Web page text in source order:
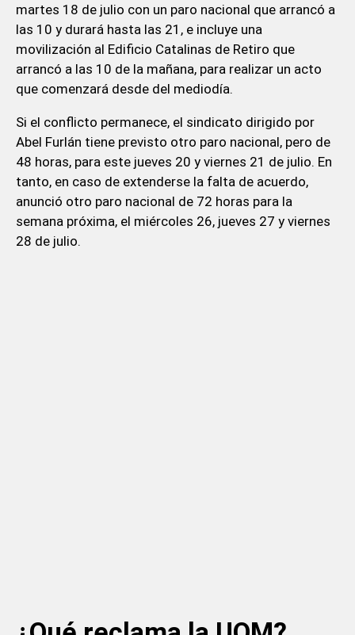
martes 18 de julio con un paro nacional que arrancó a
las 10 y durará hasta las 21, e incluye una
movilización al Edificio Catalinas de Retiro que
arrancó a las 10 de la mañana, para realizar un acto
que comenzará desde del mediodía.
Si el conflicto permanece, el sindicato dirigido por
Abel Furlán tiene previsto otro paro nacional, pero de
48 horas, para este jueves 20 y viernes 21 de julio. En
tanto, en caso de extenderse la falta de acuerdo,
anunció otro paro nacional de 72 horas para la
semana próxima, el miércoles 26, jueves 27 y viernes
28 de julio.